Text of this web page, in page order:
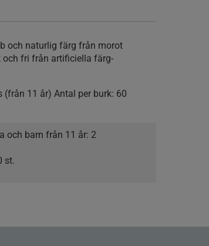
och naturlig färg från morot
och fri från artificiella färg-
(från 11 år) Antal per burk: 60
och barn från 11 år: 2
st.